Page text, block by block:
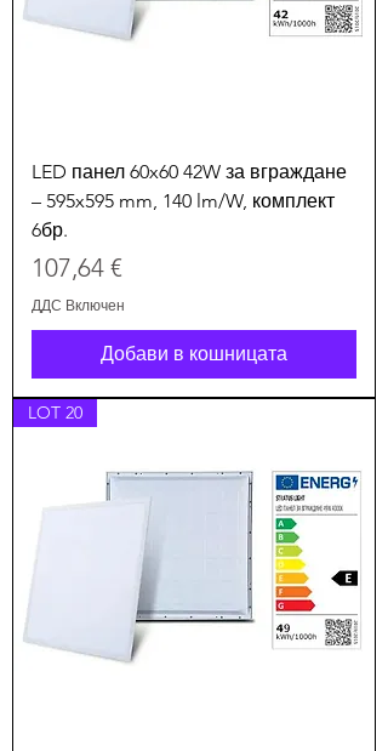
LED панел 60x60 42W за вграждане
– 595x595 mm, 140 lm/W, комплект
6бр.
Цена
107,64 €
ДДС Включен
Добави в кошницата
LOT 20